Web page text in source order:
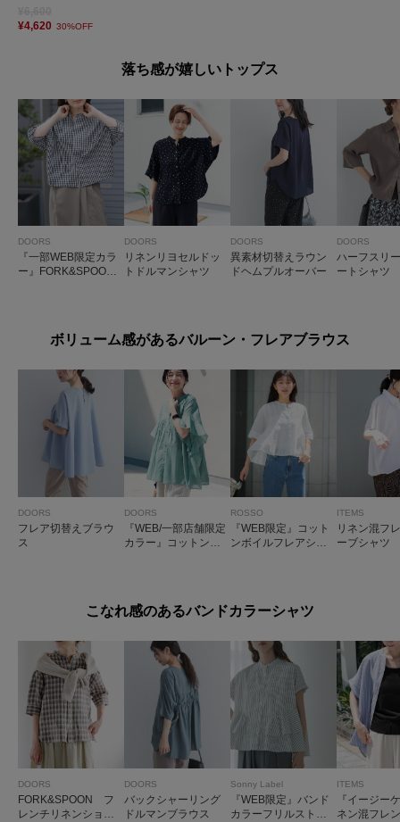
¥4,620 30%OFF
落ち感が嬉しいトップス
DOORS
『一部WEB限定カラ
ー』FORK&SPOON
DOORS
リネンリヨセルドッ
トドルマンシャツ
DOORS
異素材切替えラウン
ドヘムプルオーバー
DOORS
ハーフスリ
ートシャツ
ボリューム感があるバルーン・フレアブラウス
DOORS
フレア切替えブラウ
ス
DOORS
『WEB/一部店舗限定
カラー』コットンボ
ROSSO
『WEB限定』コット
ンボイルフレアシャ
ITEMS
リネン混フ
ーブシャツ
こなれ感のあるバンドカラーシャツ
DOORS
FORK&SPOON フ
レンチリネンショー
DOORS
バックシャーリング
ドルマンブラウス
Sonny Label
『WEB限定』バンド
カラーフリルストラ
ITEMS
『イージー
ネン混フレ